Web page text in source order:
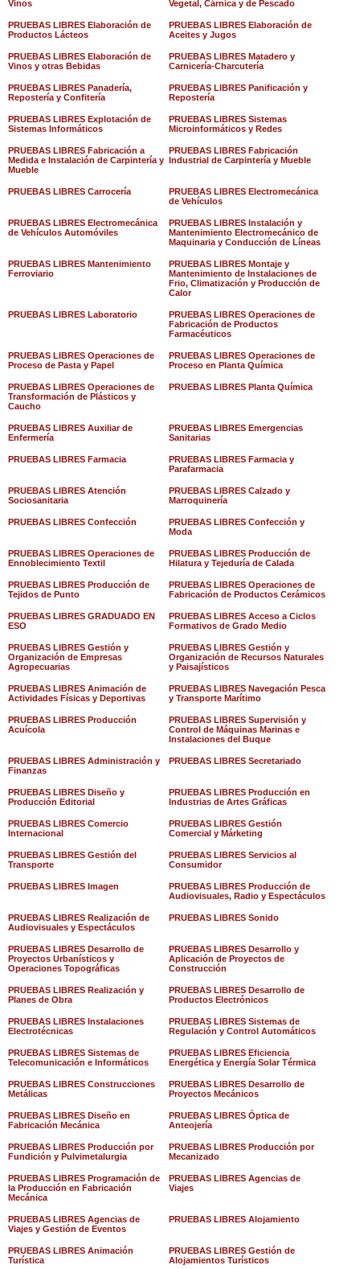
Vinos
Vegetal, Cárnica y de Pescado
PRUEBAS LIBRES Elaboración de
Productos Lácteos
PRUEBAS LIBRES Elaboración de
Aceites y Jugos
PRUEBAS LIBRES Elaboración de
Vinos y otras Bebidas
PRUEBAS LIBRES Matadero y
Carnicería-Charcutería
PRUEBAS LIBRES Panadería,
Repostería y Confitería
PRUEBAS LIBRES Panificación y
Repostería
PRUEBAS LIBRES Explotación de
Sistemas Informáticos
PRUEBAS LIBRES Sistemas
Microinformáticos y Redes
PRUEBAS LIBRES Fabricación a
Medida e Instalación de Carpintería y
Mueble
PRUEBAS LIBRES Fabricación
Industrial de Carpintería y Mueble
PRUEBAS LIBRES Carrocería
PRUEBAS LIBRES Electromecánica
de Vehículos
PRUEBAS LIBRES Electromecánica
de Vehículos Automóviles
PRUEBAS LIBRES Instalación y
Mantenimiento Electromecánico de
Maquinaria y Conducción de Líneas
PRUEBAS LIBRES Mantenimiento
Ferroviario
PRUEBAS LIBRES Montaje y
Mantenimiento de Instalaciones de
Frio, Climatización y Producción de
Calor
PRUEBAS LIBRES Laboratorio
PRUEBAS LIBRES Operaciones de
Fabricación de Productos
Farmacéuticos
PRUEBAS LIBRES Operaciones de
Proceso de Pasta y Papel
PRUEBAS LIBRES Operaciones de
Proceso en Planta Química
PRUEBAS LIBRES Operaciones de
Transformación de Plásticos y
Caucho
PRUEBAS LIBRES Planta Química
PRUEBAS LIBRES Auxiliar de
Enfermería
PRUEBAS LIBRES Emergencias
Sanitarias
PRUEBAS LIBRES Farmacia
PRUEBAS LIBRES Farmacia y
Parafarmacia
PRUEBAS LIBRES Atención
Sociosanitaria
PRUEBAS LIBRES Calzado y
Marroquinería
PRUEBAS LIBRES Confección
PRUEBAS LIBRES Confección y
Moda
PRUEBAS LIBRES Operaciones de
Ennoblecimiento Textil
PRUEBAS LIBRES Producción de
Hilatura y Tejeduría de Calada
PRUEBAS LIBRES Producción de
Tejidos de Punto
PRUEBAS LIBRES Operaciones de
Fabricación de Productos Cerámicos
PRUEBAS LIBRES GRADUADO EN
ESO
PRUEBAS LIBRES Acceso a Ciclos
Formativos de Grado Medio
PRUEBAS LIBRES Gestión y
Organización de Empresas
Agropecuarias
PRUEBAS LIBRES Gestión y
Organización de Recursos Naturales
y Paisajísticos
PRUEBAS LIBRES Animación de
Actividades Físicas y Deportivas
PRUEBAS LIBRES Navegación Pesca
y Transporte Marítimo
PRUEBAS LIBRES Producción
Acuícola
PRUEBAS LIBRES Supervisión y
Control de Máquinas Marinas e
Instalaciones del Buque
PRUEBAS LIBRES Administración y
Finanzas
PRUEBAS LIBRES Secretariado
PRUEBAS LIBRES Diseño y
Producción Editorial
PRUEBAS LIBRES Producción en
Industrias de Artes Gráficas
PRUEBAS LIBRES Comercio
Internacional
PRUEBAS LIBRES Gestión
Comercial y Márketing
PRUEBAS LIBRES Gestión del
Transporte
PRUEBAS LIBRES Servicios al
Consumidor
PRUEBAS LIBRES Imagen
PRUEBAS LIBRES Producción de
Audiovisuales, Radio y Espectáculos
PRUEBAS LIBRES Realización de
Audiovisuales y Espectáculos
PRUEBAS LIBRES Sonido
PRUEBAS LIBRES Desarrollo de
Proyectos Urbanísticos y
Operaciones Topográficas
PRUEBAS LIBRES Desarrollo y
Aplicación de Proyectos de
Construcción
PRUEBAS LIBRES Realización y
Planes de Obra
PRUEBAS LIBRES Desarrollo de
Productos Electrónicos
PRUEBAS LIBRES Instalaciones
Electrotécnicas
PRUEBAS LIBRES Sistemas de
Regulación y Control Automáticos
PRUEBAS LIBRES Sistemas de
Telecomunicación e Informáticos
PRUEBAS LIBRES Eficiencia
Energética y Energía Solar Térmica
PRUEBAS LIBRES Construcciones
Metálicas
PRUEBAS LIBRES Desarrollo de
Proyectos Mecánicos
PRUEBAS LIBRES Diseño en
Fabricación Mecánica
PRUEBAS LIBRES Óptica de
Anteojería
PRUEBAS LIBRES Producción por
Fundición y Pulvimetalurgia
PRUEBAS LIBRES Producción por
Mecanizado
PRUEBAS LIBRES Programación de
la Producción en Fabricación
Mecánica
PRUEBAS LIBRES Agencias de
Viajes
PRUEBAS LIBRES Agencias de
Viajes y Gestión de Eventos
PRUEBAS LIBRES Alojamiento
PRUEBAS LIBRES Animación
Turística
PRUEBAS LIBRES Gestión de
Alojamientos Turísticos